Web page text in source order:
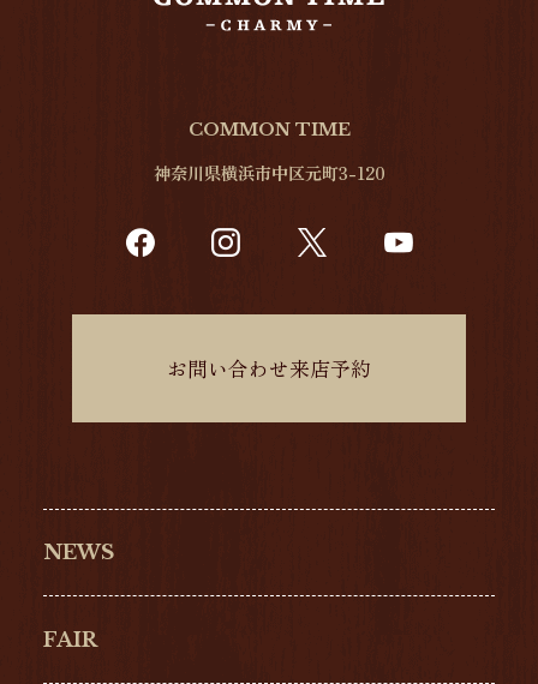
NEWS
FAIR
COMMON TIME
神奈川県横浜市中区元町3-120
お問い合わせ来店予約